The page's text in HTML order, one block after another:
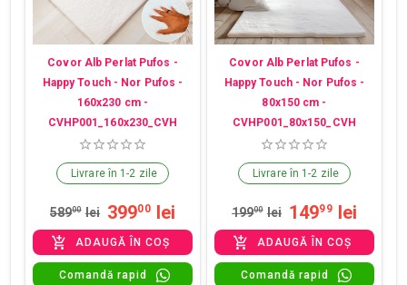
Covor Alb Perlat Pufos -
Happy Touch - Nor Pufos -
160x230 cm -
CVHP001_160x230_CVH
Livrare în 1-2 zile
58900 lei 39900 lei
ADAUGĂ ÎN COȘ
Comandă rapid
Covor Alb Perlat Pufos -
Happy Touch - Nor Pufos -
80x150 cm -
CVHP001_80x150_CVH
Livrare în 1-2 zile
19900 lei 14999 lei
ADAUGĂ ÎN COȘ
Comandă rapid